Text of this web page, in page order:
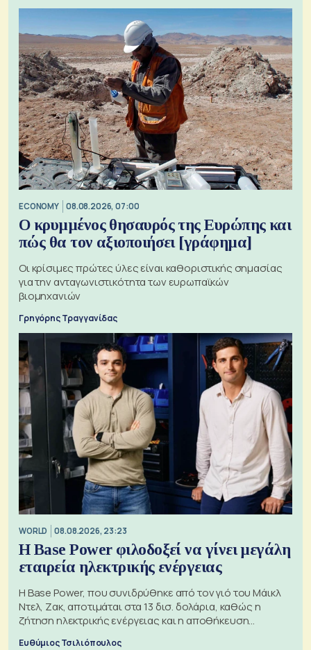
ECONOMY 08.08.2026, 07:00
Ο κρυμμένος θησαυρός της Ευρώπης και
πώς θα τον αξιοποιήσει [γράφημα]
Οι κρίσιμες πρώτες ύλες είναι καθοριστικής σημασίας
για την ανταγωνιστικότητα των ευρωπαϊκών
βιομηχανιών
Γρηγόρης Τραγγανίδας
WORLD 08.08.2026, 23:23
Η Base Power φιλοδοξεί να γίνει μεγάλη
εταιρεία ηλεκτρικής ενέργειας
Η Base Power, που συνιδρύθηκε από τον γιό του Μάικλ
Ντελ, Ζακ, αποτιμάται στα 13 δισ. δολάρια, καθώς η
ζήτηση ηλεκτρικής ενέργειας και η αποθήκευση
Ευθύμιος Τσιλιόπουλος